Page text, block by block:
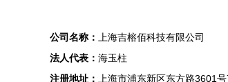
公司名称：
上海吉榕佰科技有限公司
法人代表： 海玉柱
注册地址：
上海市浦东新区东方路3601